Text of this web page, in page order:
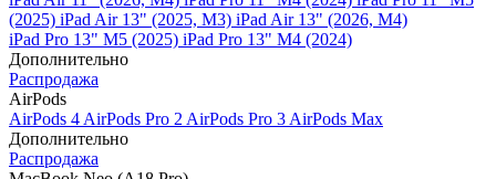
(2025) iPad Air 13" (2025, M3) iPad Air 13" (2026, M4)
iPad Pro 13" M5 (2025) iPad Pro 13" M4 (2024)
Дополнительно
Распродажа
AirPods
AirPods 4 AirPods Pro 2 AirPods Pro 3 AirPods Max
Дополнительно
Распродажа